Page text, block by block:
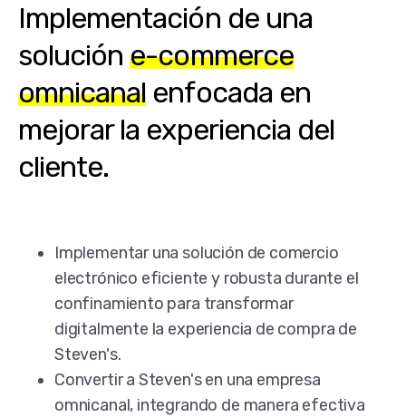
Implementación de una
solucióne-commerce
omnicanal enfocada en
mejorar la experiencia del
cliente.
Implementar una solución de comercio
electrónico eficiente y robusta durante el
confinamiento para transformar
digitalmente la experiencia de compra de
Steven's.
Convertir a Steven's en una empresa
omnicanal, integrando de manera efectiva